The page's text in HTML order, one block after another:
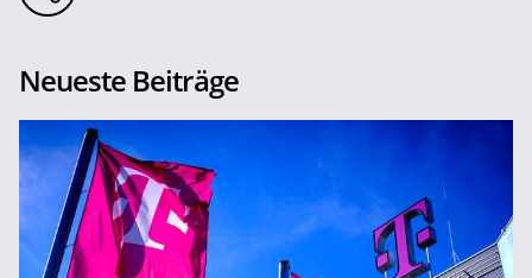
Neueste Beiträge